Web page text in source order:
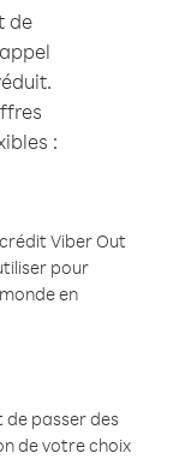
de
:
Viber Out
pour
en
de passer des
de votre choix